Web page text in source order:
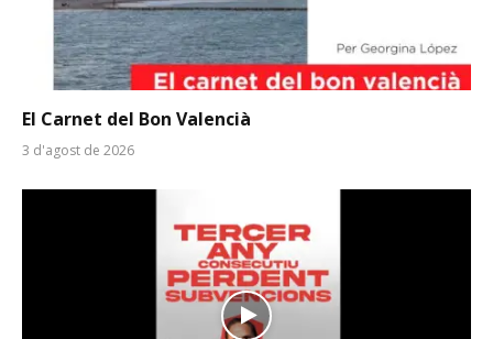
El Carnet del Bon Valencià
3 d'agost de 2026